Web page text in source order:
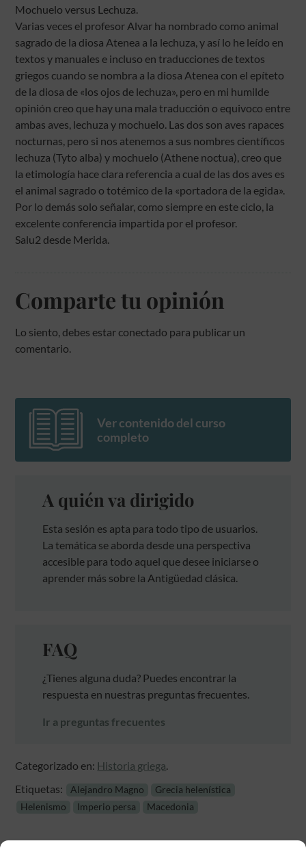
Mochuelo versus Lechuza.
Varias veces el profesor Alvar ha nombrado como animal
sagrado de la diosa Atenea a la lechuza, y así lo he leído en
textos y manuales e incluso en traducciones de textos
griegos cuando se nombra a la diosa Atenea con el epíteto
de la diosa de «los ojos de lechuza», pero en mi humilde
opinión creo que hay una mala traducción o equivoco entre
ambas aves, lechuza y mochuelo. Las dos son aves rapaces
nocturnas, pero si nos atenemos a sus nombres científicos
lechuza (Tyto alba) y mochuelo (Athene noctua), creo que
la etimología hace clara referencia a cual de las dos aves es
el animal sagrado o totémico de la «portadora de la egida».
Por lo demás solo señalar, como siempre en este ciclo, la
excelente conferencia impartida por el profesor.
Salu2 desde Merida.
Comparte tu opinión
Lo siento, debes estar conectado para publicar un
comentario.
Ver contenido del curso
completo
A quién va dirigido
Esta sesión es apta para todo tipo de usuarios.
La temática se aborda desde una perspectiva
accesible para todo aquel que desee iniciarse o
aprender más sobre la Antigüedad clásica.
FAQ
¿Tienes alguna duda? Puedes encontrar la
respuesta en nuestras preguntas frecuentes.
Ir a preguntas frecuentes
Categorizado en: Historia griega.
Etiquetas:
Alejandro Magno
Grecia helenística
Helenismo
Imperio persa Macedonia